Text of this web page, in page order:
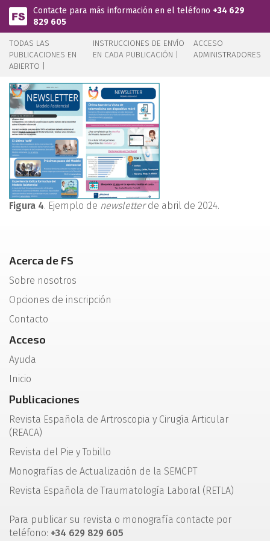
Pasar al contenido principal
Contacte para más información en el teléfono +34 629
829 605
TODAS LAS
PUBLICACIONES EN
ABIERTO |
INSTRUCCIONES DE ENVÍO
EN CADA PUBLICACIÓN |
ACCESO
ADMINISTRADORES
Figura 4. Ejemplo de newsletterde abril de 2024.
Acerca de FS
Sobre nosotros
Opciones de inscripción
Contacto
Acceso
Ayuda
Inicio
Publicaciones
Revista Española de Artroscopia y Cirugía Articular
(REACA)
Revista del Pie y Tobillo
Monografías de Actualización de la SEMCPT
Revista Española de Traumatología Laboral (RETLA)
Para publicar su revista o monografía contacte por
teléfono: +34 629 829 605